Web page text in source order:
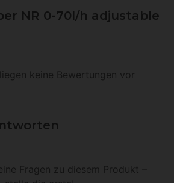
NR 0-70l/h adjustable
keine Bewertungen vor
Fragen zu diesem Produkt –